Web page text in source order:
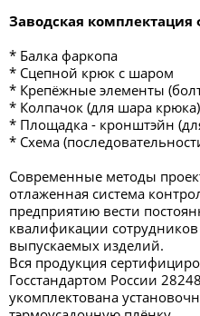
Заводская комплектация
* Балка фаркопа
* Сцепной крюк с шаром
* Крепёжные элементы
* Колпачок (для шара крюка)
* Площадка - кронштэйн
* Схема
Современные методы
отлаженная система
предприятию вести
квалификации
выпускаемых изделий.
Вся продукция
Госстандартом России
укомплектована